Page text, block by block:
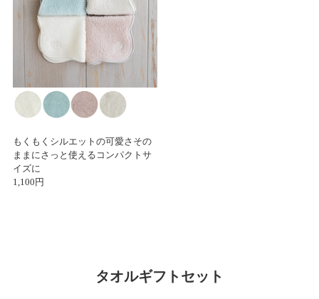
もくもくシルエットの可愛さその
ままにさっと使えるコンパクトサ
イズに
1,100円
タオルギフトセット